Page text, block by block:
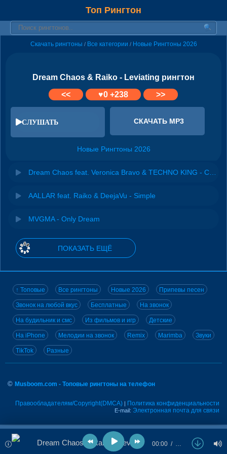
Топ Рингтон
Скачать рингтоны / Все категории / Новые Рингтоны 2026
Dream Chaos & Raiko - Leviating рингтон
<<
♥0+238 >>
СЛУШАТЬ СКАЧАТЬ MP3
Новые Рингтоны 2026
AALLAR feat. Raiko & DeejaVu - Simple
MVGMA - Only Dream
ПОКАЗАТЬ ЕЩЁ
↑ Топовые Все рингтоны Новые 2026 Припевы песен
Звонок на любой вкус Бесплатные На звонок
На будильник и смс Из фильмов и игр Детские
На iPhone Мелодии на звонок Remix Marimba Звуки
TikTok Разные
© Musboom.com - Топовые рингтоны на телефон
Правообладателям/Copyright(DMCA) | Политика конфиденциальности
E-mail: Электронная почта для связи
Dream Chaos & Raiko - Leviating 00:00 …